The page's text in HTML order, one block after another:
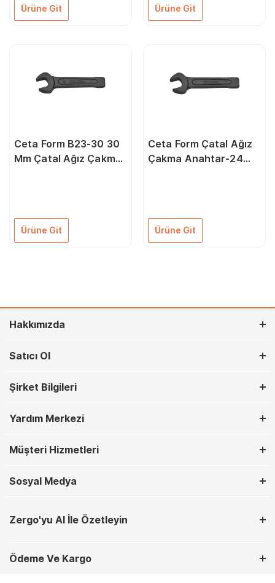
Ürüne Git Ürüne Git
Ceta Form B23-30 30
Mm Çatal Ağız Çakma
Ürüne Git
Ceta Form Çatal Ağız
Çakma Anahtar-24
Ürüne Git
Hakkımızda
Satıcı Ol
Şirket Bilgileri
Yardım Merkezi
Müşteri Hizmetleri
Sosyal Medya
Zergo'yu AI İle Özetleyin
Ödeme Ve Kargo